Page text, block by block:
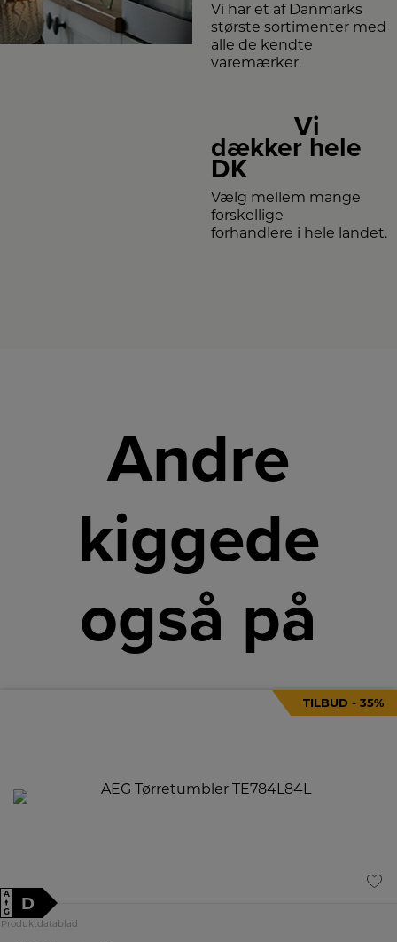
Vi har et af Danmarks
største sortimenter med
alle de kendte
varemærker.
Vi
dækker hele
DK
Vælg mellem mange
forskellige
forhandlere i hele landet.
Andre
kiggede
også på
TILBUD - 35%
A
↑
G
D
Produktdatablad